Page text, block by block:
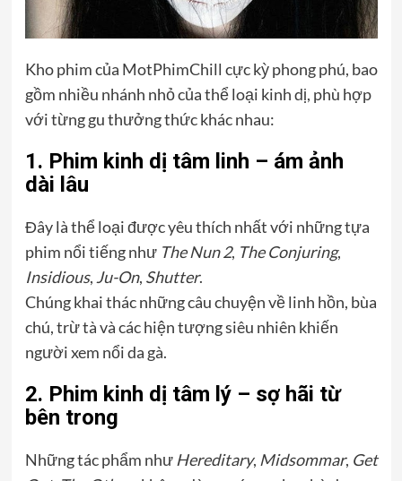
Kho phim của MotPhimChill cực kỳ phong phú, bao
gồm nhiều nhánh nhỏ của thể loại kinh dị, phù hợp
với từng gu thưởng thức khác nhau:
1. Phim kinh dị tâm linh – ám ảnh
dài lâu
Đây là thể loại được yêu thích nhất với những tựa
phim nổi tiếng như The Nun 2, The Conjuring,
Insidious, Ju-On, Shutter.
Chúng khai thác những câu chuyện về linh hồn, bùa
chú, trừ tà và các hiện tượng siêu nhiên khiến
người xem nổi da gà.
2. Phim kinh dị tâm lý – sợ hãi từ
bên trong
Những tác phẩm như Hereditary, Midsommar, Get